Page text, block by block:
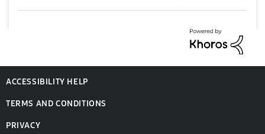
ACCESSIBILITY HELP
TERMS AND CONDITIONS
PRIVACY